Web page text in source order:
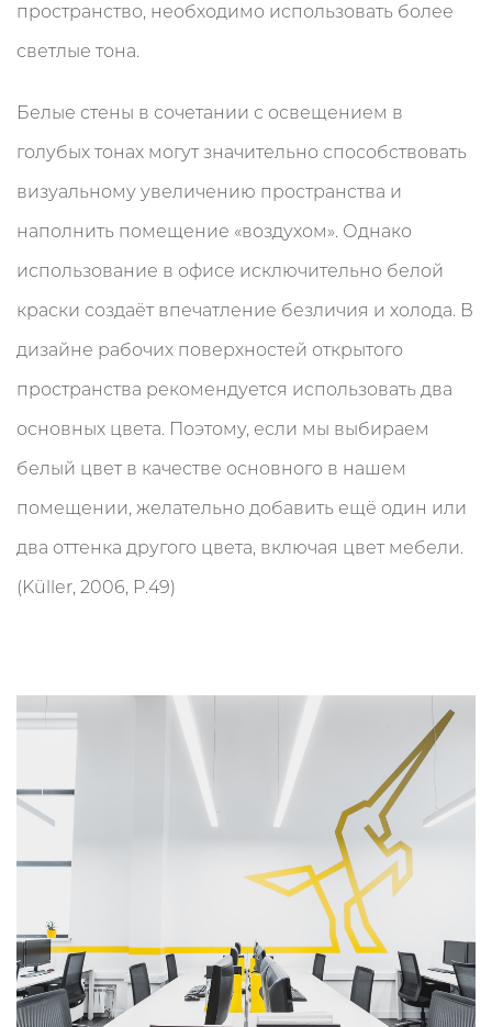
пространство, необходимо использовать более
светлые тона.
Белые стены в сочетании с освещением в
голубых тонах могут значительно способствовать
визуальному увеличению пространства и
наполнить помещение «воздухом». Однако
использование в офисе исключительно белой
краски создаёт впечатление безличия и холода. В
дизайне рабочих поверхностей открытого
пространства рекомендуется использовать два
основных цвета. Поэтому, если мы выбираем
белый цвет в качестве основного в нашем
помещении, желательно добавить ещё один или
два оттенка другого цвета, включая цвет мебели.
(Küller, 2006, P.49)